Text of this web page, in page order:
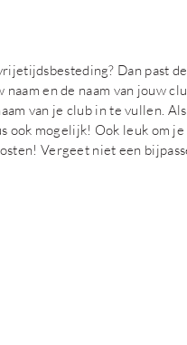
Dan past
en de naam van jouw
van je club in te vullen.
ook mogelijk! Ook leuk om
Vergeet niet een